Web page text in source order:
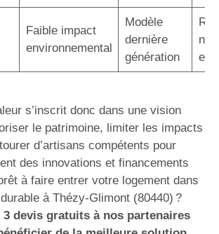
Faible impact
environnemental
Modèle
dernière
génération
s’inscrit donc dans une vision
le patrimoine, limiter les impacts
d’artisans compétents pour
des innovations et financements
à faire entrer votre logement dans
à Thézy-Glimont (80440) ?
3 devis gratuits à nos partenaires